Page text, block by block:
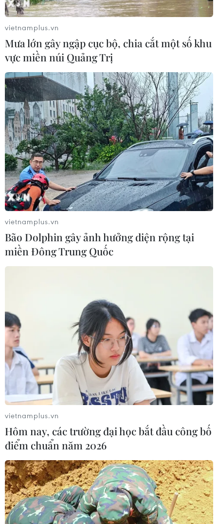
2 nam sinh mất tích khi tắm tại
bãi biển Tân Trà
01/08/2019 03:21
Chiều 31/7, trong lúc tắm biển tại bãi biển Tân Trà, quận
Ngũ Hành Sơn, thành phố Đà Nẵng, 2 nam sinh bị
nước cuốn mất tích.
Tìm thấy thi thể 2 trong bốn người mất
tích khi tắm biển ở Bình Thuận
22/08/2019 14:43
Mặc dù sóng to và trời tối nhưng Bộ đội Biên phòng tỉnh
cùng với Công an tỉnh Bình Thuận tiếp tục huy động
người, phương tiện, triển khai các biện pháp tìm kiếm
các nạn nhân còn lại.
vietnamplus.vn
Mưa lớn gây ngập cục bộ, chia cắt một số khu
vực miền núi Quảng Trị
vietnamplus.vn
Bão Dolphin gây ảnh hưởng diện rộng tại
miền Đông Trung Quốc
vietnamplus.vn
Hôm nay, các trường đại học bắt đầu công bố
điểm chuẩn năm 2026